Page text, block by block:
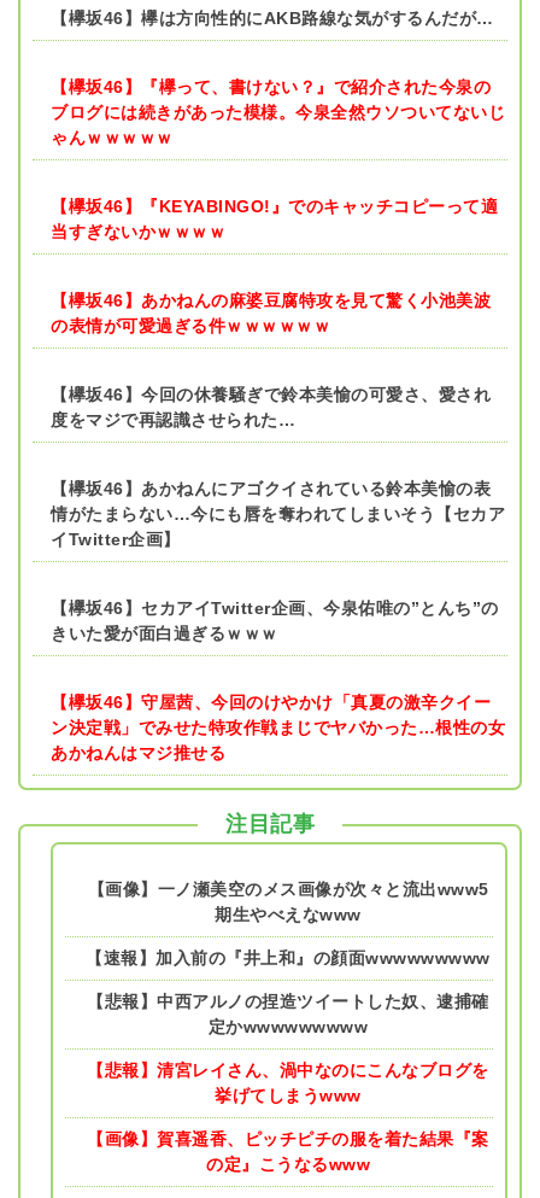
【欅坂46】欅は方向性的にAKB路線な気がするんだが…
【欅坂46】『欅って、書けない？』で紹介された今泉の
ブログには続きがあった模様。今泉全然ウソついてないじ
ゃんｗｗｗｗｗ
【欅坂46】『KEYABINGO!』でのキャッチコピーって適
当すぎないかｗｗｗｗ
【欅坂46】あかねんの麻婆豆腐特攻を見て驚く小池美波
の表情が可愛過ぎる件ｗｗｗｗｗｗ
【欅坂46】今回の休養騒ぎで鈴本美愉の可愛さ、愛され
度をマジで再認識させられた…
【欅坂46】あかねんにアゴクイされている鈴本美愉の表
情がたまらない…今にも唇を奪われてしまいそう【セカア
イTwitter企画】
【欅坂46】セカアイTwitter企画、今泉佑唯の”とんち”の
きいた愛が面白過ぎるｗｗｗ
【欅坂46】守屋茜、今回のけやかけ「真夏の激辛クイー
ン決定戦」でみせた特攻作戦まじでヤバかった…根性の女
あかねんはマジ推せる
注目記事
【画像】一ノ瀬美空のメス画像が次々と流出www5
期生やべえなwww
【速報】加入前の『井上和』の顔面wwwwwwwww
【悲報】中西アルノの捏造ツイートした奴、逮捕確
定かwwwwwwwww
【悲報】清宮レイさん、渦中なのにこんなブログを
挙げてしまうwww
【画像】賀喜遥香、ピッチピチの服を着た結果『案
の定』こうなるwww